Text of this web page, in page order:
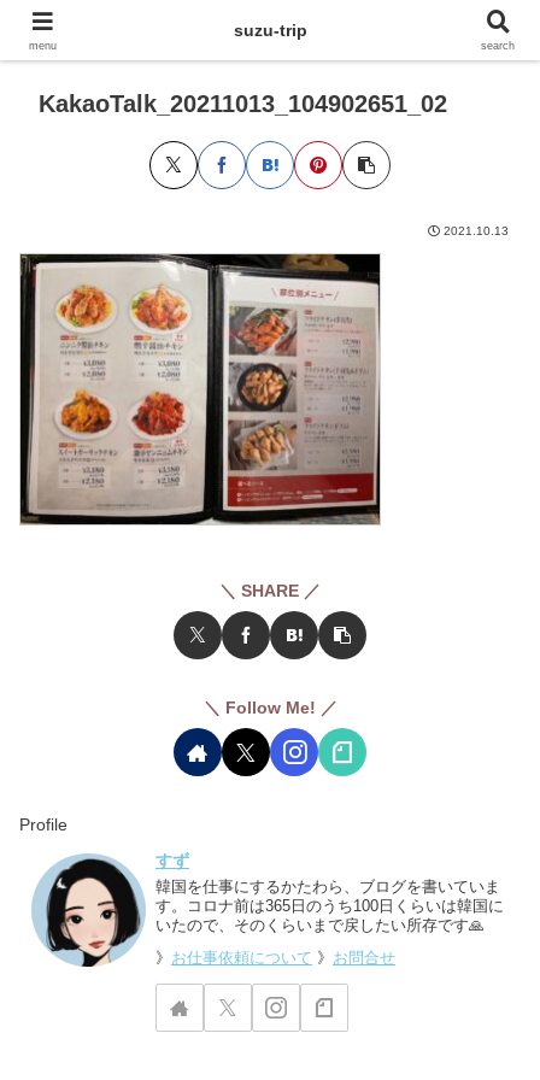
KakaoTalk_20211013_104902651_02
2021.10.13
＼ SHARE ／
＼ Follow Me! ／
Profile
すず
韓国を仕事にするかたわら、ブログを書いていま
す。コロナ前は365日のうち100日くらいは韓国に
いたので、そのくらいまで戻したい所存です🙏
》 お仕事依頼について 》 お問合せ
menu
suzu-trip
search